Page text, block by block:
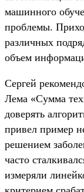
машинного
проблемы.
различных
объем
Сергей
Лема «Сумма
доверять
привел пример
решением
часто
измеряли